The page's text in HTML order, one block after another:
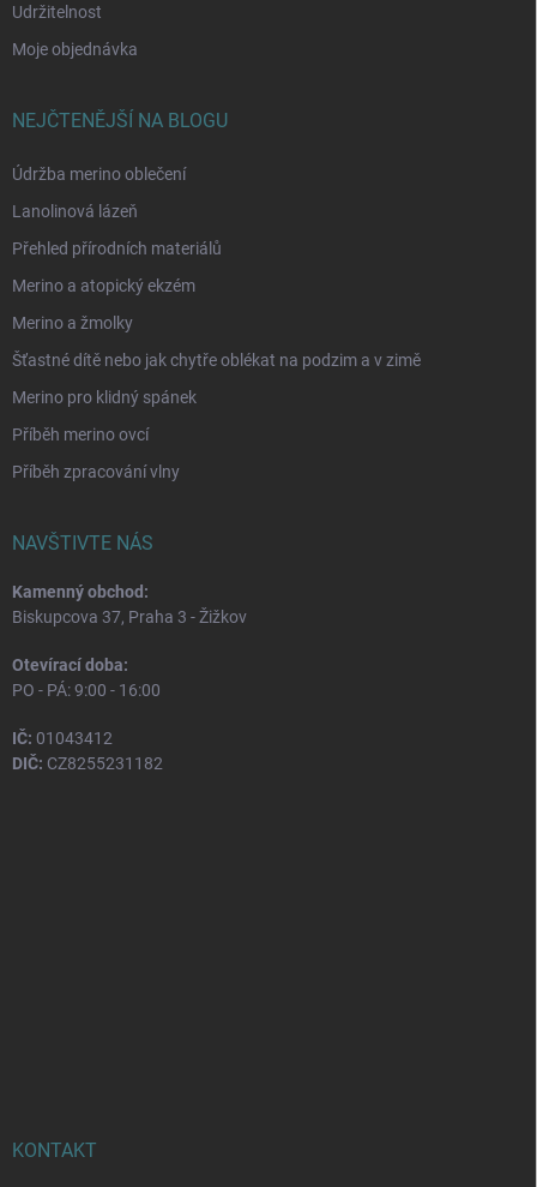
Udržitelnost
Moje objednávka
NEJČTENĚJŠÍ NA BLOGU
Údržba merino oblečení
Lanolinová lázeň
Přehled přírodních materiálů
Merino a atopický ekzém
Merino a žmolky
Šťastné dítě nebo jak chytře oblékat na podzim a v zimě
Merino pro klidný spánek
Příběh merino ovcí
Příběh zpracování vlny
NAVŠTIVTE NÁS
Kamenný obchod:
Biskupcova 37, Praha 3 - Žižkov
Otevírací doba:
PO - PÁ: 9:00 - 16:00
IČ: 01043412
DIČ: CZ8255231182
KONTAKT